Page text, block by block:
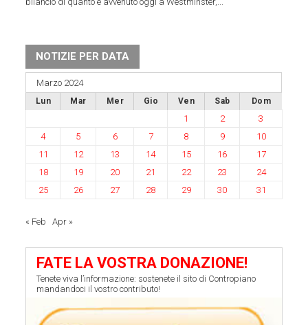
NOTIZIE PER DATA
Marzo 2024
Lun Mar Mer Gio Ven Sab Dom
1 2
3
4
5 6 7 8 9
10
11
12 13 14 15 16
17
18
19 20 21 22 23
24
25
26 27 28 29 30 31
« Feb Apr »
FATE LA VOSTRA DONAZIONE!
Tenete viva l’informazione: sostenete il sito di Contropiano
mandandoci il vostro contributo!